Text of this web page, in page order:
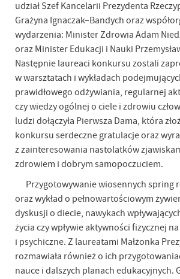
udział Szef Kancelarii Prezydenta
Grażyna Ignaczak–Bandych oraz
wydarzenia: Minister Zdrowia Adam
oraz Minister Edukacji i Nauki
Następnie laureaci konkursu zostali
w warsztatach i wykładach
prawidłowego odżywiania, regularnej
czy wiedzy ogólnej o ciele i zdrowiu
ludzi dołączyła Pierwsza Dama, która
konkursu serdeczne gratulacje oraz
z zainteresowania nastolatków
zdrowiem i dobrym samopoczuciem.
Przygotowywanie wiosennych spring
oraz wykład o pełnowartościowym
dyskusji o diecie, nawykach
życia czy wpływie aktywności fizycznej
i psychiczne. Z laureatami Małżonka
rozmawiała również o ich
nauce i dalszych planach edukacyjnych.